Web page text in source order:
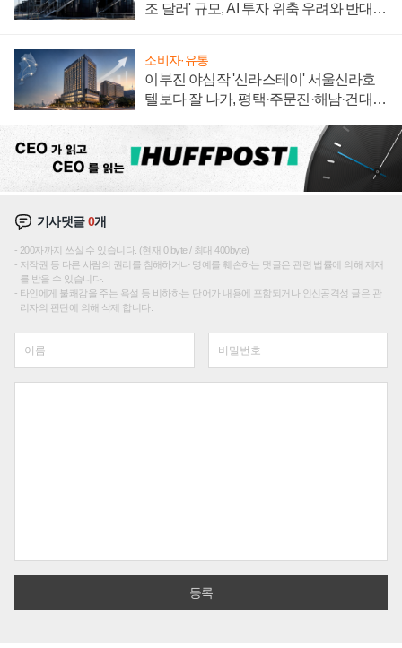
조 달러' 규모, AI 투자 위축 우려와 반대
소비자·유통
이부진 야심작 '신라스테이' 서울신라호
텔보다 잘 나가, 평택·주문진·해남·건대로
기사댓글0개
200자까지 쓰실 수 있습니다. (현재 0 byte / 최대 400byte)
저작권 등 다른 사람의 권리를 침해하거나 명예를 훼손하는 댓글은 관련 법률에 의해 제재
를 받을 수 있습니다.
타인에게 불쾌감을 주는 욕설 등 비하하는 단어가 내용에 포함되거나 인신공격성 글은 관
리자의 판단에 의해 삭제 합니다.